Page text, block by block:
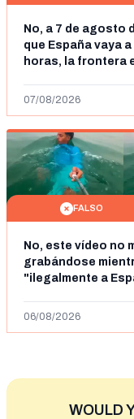
No, a 7 de agosto
que España vaya
horas, la frontera
07/08/2026
FALSO
No, este vídeo no
grabándose
"ilegalmente a
06/08/2026
WOULD